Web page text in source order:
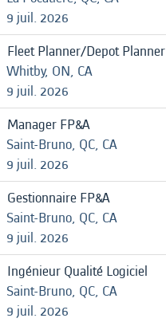
9 juil. 2026
Fleet Planner/Depot Planner
Whitby, ON, CA
9 juil. 2026
Manager FP&A
Saint-Bruno, QC, CA
9 juil. 2026
Gestionnaire FP&A
Saint-Bruno, QC, CA
9 juil. 2026
Ingénieur Qualité Logiciel
Saint-Bruno, QC, CA
9 juil. 2026